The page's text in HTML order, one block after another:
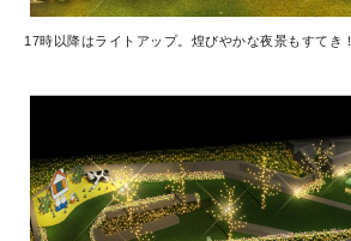
17時以降はライトアップ。煌びやかな夜景もすてき！